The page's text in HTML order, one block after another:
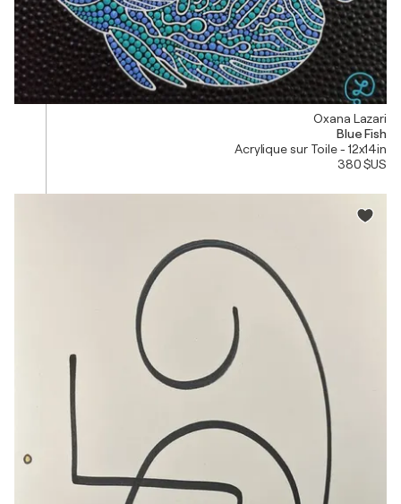
Oxana Lazari
Blue Fish
Acrylique sur Toile - 12x14in
380 $US